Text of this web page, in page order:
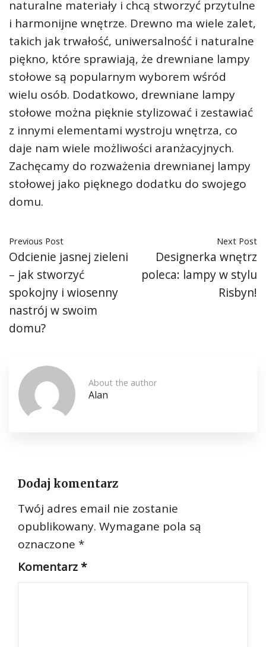
naturalne materiały i chcą stworzyć przytulne
i harmonijne wnętrze. Drewno ma wiele zalet,
takich jak trwałość, uniwersalność i naturalne
piękno, które sprawiają, że drewniane lampy
stołowe są popularnym wyborem wśród
wielu osób. Dodatkowo, drewniane lampy
stołowe można pięknie stylizować i zestawiać
z innymi elementami wystroju wnętrza, co
daje nam wiele możliwości aranżacyjnych.
Zachęcamy do rozważenia drewnianej lampy
stołowej jako pięknego dodatku do swojego
domu.
Previous Post
Odcienie jasnej zieleni
– jak stworzyć
spokojny i wiosenny
nastrój w swoim
domu?
Next Post
Designerka wnętrz
poleca: lampy w stylu
Risbyn!
About the author
Alan
Dodaj komentarz
Twój adres email nie zostanie
opublikowany. Wymagane pola są
oznaczone *
Komentarz*